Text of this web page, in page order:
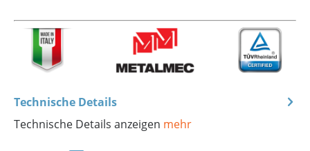
Technische Details
Technische Details anzeigen mehr